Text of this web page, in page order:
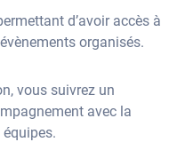
d’avoir accès à
organisés.
vous suivrez un
avec la